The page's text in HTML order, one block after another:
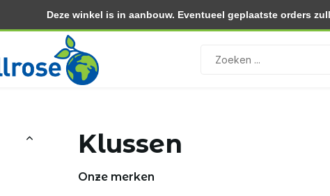
Gratis thuisbezorgd vanaf 30.- (NL) Retourneren binnen 30 dagen
Klussen
Onze merken
Deze winkel is in aanbouw. Eventueel geplaatste orders